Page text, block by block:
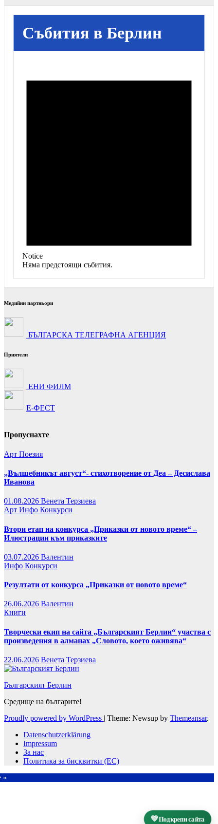
Събития в Берлин
Notice
Няма предстоящи събития.
Медийни партньори
БЪЛГАРСКА ТЕЛЕГРАФНА АГЕНЦИЯ
Приятели
ЕНИ ФИЛМ
Е-ФЕСТ
Пропуснахте
Арт Поезия
„Вълшебникът август“- стихотворение от Деа – Десислава
Иванова
01.08.2026 Венета Терзиева
Арт Инфо Конкурси
Втори етап на конкурса „Приказки от новото време“ –
Илюстрации към приказките
03.07.2026 Валентин
Инфо Конкурси
Резултати от конкурса „Приказки от новото време“
26.06.2026 Валентин
Книги
Творчески екип на сайта „Българският Берлин“ участва с
произведения в алманах „Словото, което оживява“
22.06.2026 Венета Терзиева
Българският Берлин
Средище на българите!
Proudly powered by WordPress | Theme: Newsup by Themeansar.
Datenschutzerklärung
Impressum
За нас
Политика за бисквитки (ЕС)
»
💚Подкрепи сайта